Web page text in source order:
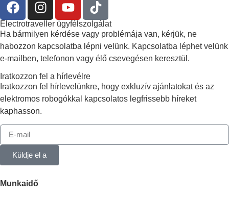
Electrotraveller ügyfélszolgálat
Ha bármilyen kérdése vagy problémája van, kérjük, ne
habozzon kapcsolatba lépni velünk. Kapcsolatba léphet velünk
e-mailben, telefonon vagy élő csevegésen keresztül.
Iratkozzon fel a hírlevélre
Iratkozzon fel hírlevelünkre, hogy exkluzív ajánlatokat és az
elektromos robogókkal kapcsolatos legfrissebb híreket
kaphasson.
Küldje el a
Munkaidő